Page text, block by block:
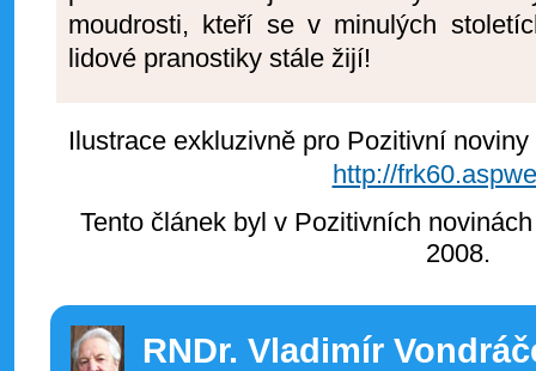
moudrosti, kteří se v minulých
lidové pranostiky stále žijí!
Ilustrace exkluzivně pro Pozitivní
http://
Tento článek byl v Pozitivních
2008.
RNDr. Vladimír